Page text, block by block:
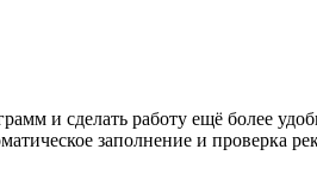
и сделать работу ещё более
заполнение и проверка